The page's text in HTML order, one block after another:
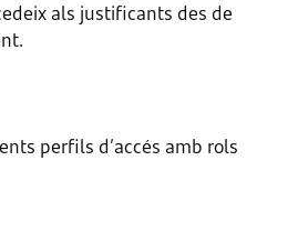
als justificants des de
perfils d’accés amb rols